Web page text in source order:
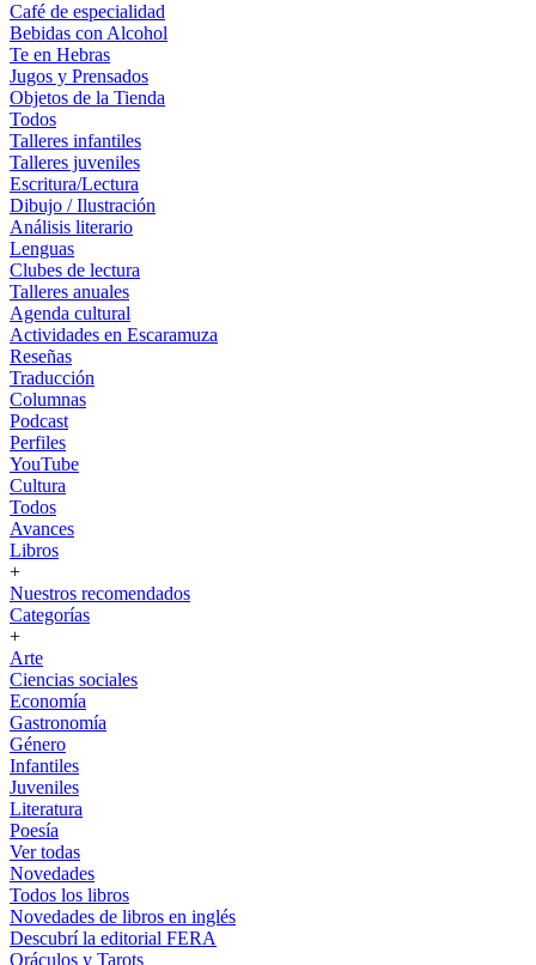
Café de especialidad
Bebidas con Alcohol
Te en Hebras
Jugos y Prensados
Objetos de la Tienda
Todos
Talleres infantiles
Talleres juveniles
Escritura/Lectura
Dibujo / Ilustración
Análisis literario
Lenguas
Clubes de lectura
Talleres anuales
Agenda cultural
Actividades en Escaramuza
Reseñas
Traducción
Columnas
Podcast
Perfiles
YouTube
Cultura
Todos
Avances
Libros
+
Nuestros recomendados
Categorías
+
Arte
Ciencias sociales
Economía
Gastronomía
Género
Infantiles
Juveniles
Literatura
Poesía
Ver todas
Novedades
Todos los libros
Novedades de libros en inglés
Descubrí la editorial FERA
Oráculos y Tarots